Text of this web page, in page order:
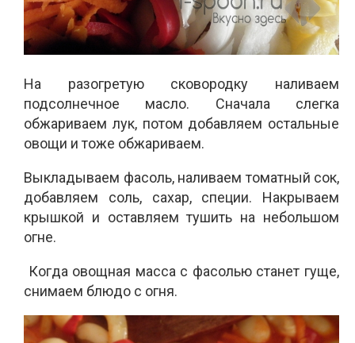
На разогретую сковородку наливаем
подсолнечное масло. Сначала слегка
обжариваем лук, потом добавляем остальные
овощи и тоже обжариваем.
Выкладываем фасоль, наливаем томатный сок,
добавляем соль, сахар, специи. Накрываем
крышкой и оставляем тушить на небольшом
огне.
Когда овощная масса с фасолью станет гуще,
снимаем блюдо с огня.